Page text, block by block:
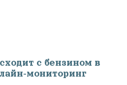
с бензином в
мониторинг